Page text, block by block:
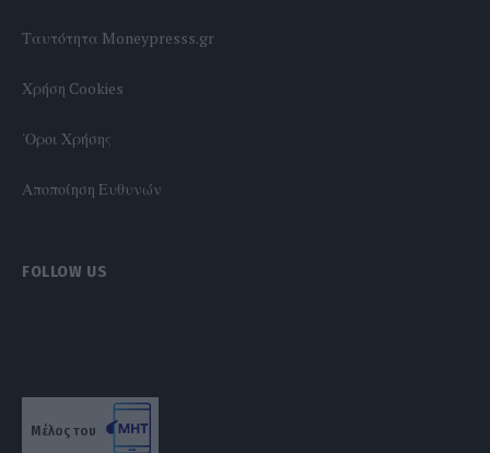
Tαυτότητα Moneypresss.gr
Χρήση Cookies
'Οροι Χρήσης
Αποποίηση Ευθυνών
FOLLOW US
Μέλος του